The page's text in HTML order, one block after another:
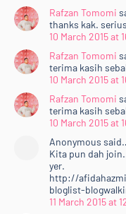
Rafzan Tomomi
thanks kak.
10 March 2015 at
Rafzan Tomomi
terima kasih
10 March 2015 at
Rafzan Tomomi
terima kasih
10 March 2015 at
Anonymous
Kita pun dah
yer.
http://
bloglist-
11 March 2015 at